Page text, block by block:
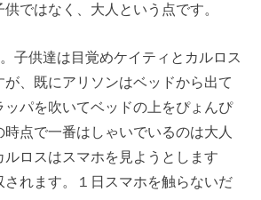
ではなく、大人という点です。
子供達は目覚めケイティとカルロス
が、既にアリソンはベッドから出て
ッパを吹いてベッドの上をぴょんぴ
時点で一番はしゃいでいるのは大人
ロスはスマホを見ようとします
されます。１日スマホを触らないだ